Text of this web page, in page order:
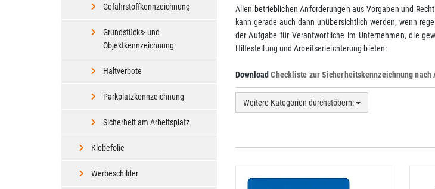
Allen betrieblichen Anforderungen aus Vorgaben und
kann gerade auch dann unübersichtlich werden, wenn
der Aufgabe für Verantwortliche im Unternehmen, die
Hilfestellung und Arbeitserleichterung bieten:
DownloadCheckliste zur Sicherheitskennzeichnung nach
Weitere Kategorien durchstöbern:
Gefahrstoffkennzeichnung
Grundstücks- und
Objektkennzeichnung
Haltverbote
Parkplatzkennzeichnung
Sicherheit am Arbeitsplatz
Klebefolie
Werbeschilder